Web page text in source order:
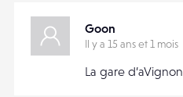
Goon
Il y a 15 ans et 1 mois
La gare